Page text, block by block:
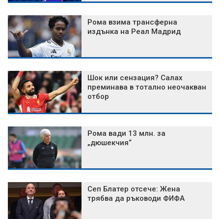
Рома взима трансферна
издънка на Реал Мадрид
Шок или сензация? Салах
преминава в тотално неочакван
отбор
Рома вади 13 млн. за
„дюшекчия“
Сеп Блатер отсече: Жена
трябва да ръководи ФИФА